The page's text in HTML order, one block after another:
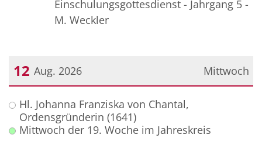
Einschulungsgottesdienst - Jahrgang 5 -
M. Weckler
Mittwoch
12 Aug. 2026
Datum: 12. August 2026
Hl. Johanna Franziska von Chantal,
Ordensgründerin (1641)
Mittwoch der 19. Woche im Jahreskreis